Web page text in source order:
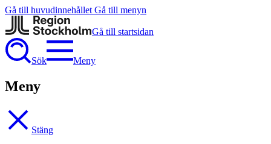
Gå till huvudinnehållet Gå till menyn
Gå till startsidan
Sök Meny
Meny
Stäng